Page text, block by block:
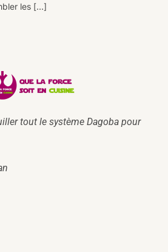
les […]
tout le système Dagoba pour